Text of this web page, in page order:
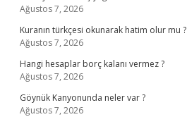
Ağustos 7, 2026
Kuranın türkçesi okunarak hatim olur mu ?
Ağustos 7, 2026
Hangi hesaplar borç kalanı vermez ?
Ağustos 7, 2026
Göynük Kanyonunda neler var ?
Ağustos 7, 2026